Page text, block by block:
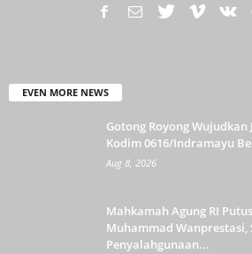
EVEN MORE NEWS
Gotong Royong
Kodim 0616/Indramayu
Aug 8, 2026
Mahkamah Agung RI
Muhammad Wanprestasi,
Penyalahgunaan...